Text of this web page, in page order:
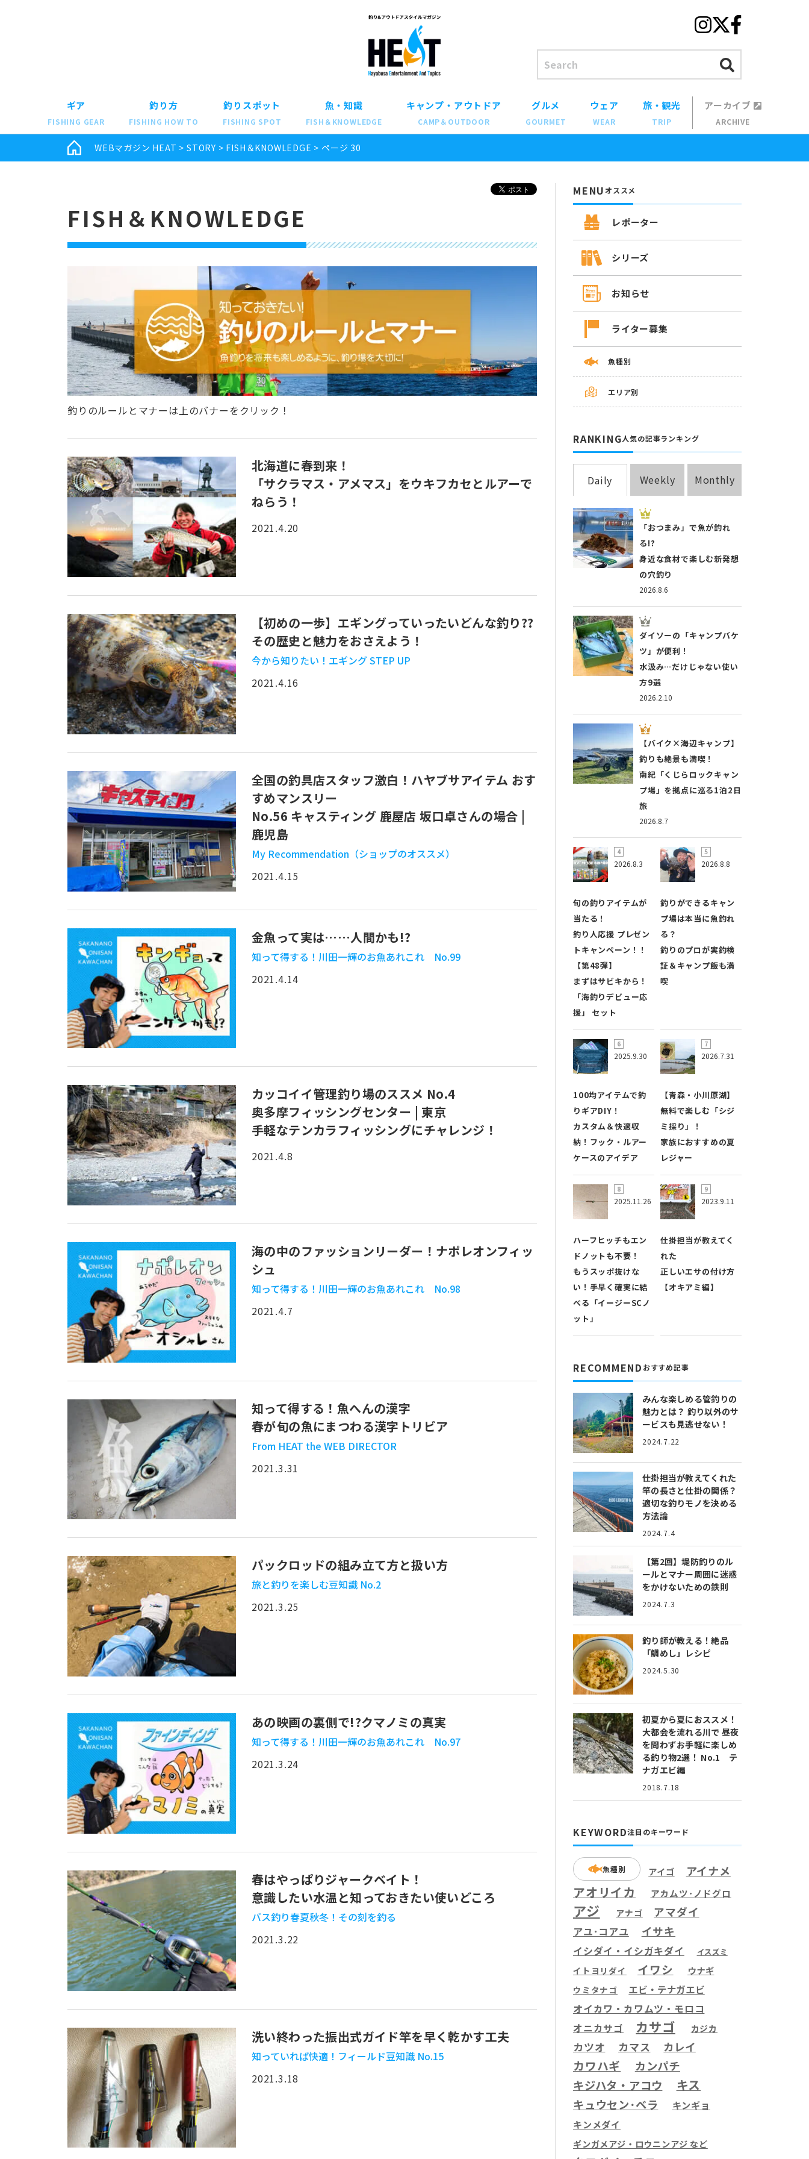
ギア
FISHING GEAR
釣り方
FISHING HOW TO
釣りスポット
FISHING SPOT
魚・知識
FISH＆KNOWLEDGE
キャンプ・アウトドア
CAMP＆OUTDOOR
グルメ
GOURMET
ウェア
WEAR
旅・観光
TRIP
アーカイブ
ARCHIVE
WEBマガジン HEAT >STORY > FISH＆KNOWLEDGE > ページ 30
FISH＆KNOWLEDGE
釣りのルールとマナーは上のバナーをクリック！
北海道に春到来！
「サクラマス・アメマス」をウキフカセとルアーで
ねらう！
2021.4.20
【初めの一歩】エギングっていったいどんな釣り??
その歴史と魅力をおさえよう！
今から知りたい！エギング STEP UP
2021.4.16
全国の釣具店スタッフ激白！ハヤブサアイテム おす
すめマンスリー
No.56 キャスティング 鹿屋店 坂口卓さんの場合 |
鹿児島
My Recommendation（ショップのオススメ）
2021.4.15
金魚って実は……人間かも!?
知って得する！川田一輝のお魚あれこれ No.99
2021.4.14
カッコイイ管理釣り場のススメ No.4
奥多摩フィッシングセンター | 東京
手軽なテンカラフィッシングにチャレンジ！
2021.4.8
海の中のファッションリーダー！ナポレオンフィッ
シュ
知って得する！川田一輝のお魚あれこれ No.98
2021.4.7
知って得する！魚へんの漢字
春が旬の魚にまつわる漢字トリビア
From HEAT the WEB DIRECTOR
2021.3.31
パックロッドの組み立て方と扱い方
旅と釣りを楽しむ豆知識 No.2
2021.3.25
あの映画の裏側で!?クマノミの真実
知って得する！川田一輝のお魚あれこれ No.97
2021.3.24
春はやっぱりジャークベイト！
意識したい水温と知っておきたい使いどころ
バス釣り春夏秋冬！その刻を釣る
2021.3.22
洗い終わった振出式ガイド竿を早く乾かす工夫
知っていれば快適！フィールド豆知識 No.15
2021.3.18
MENUオススメ
レポーター
シリーズ
お知らせ
ライター募集
魚種別
エリア別
RANKING人気の記事ランキング
Daily Weekly Monthly
2026.8.6
「おつまみ」で魚が釣れ
る!?
身近な食材で楽しむ新発想
の穴釣り
2026.2.10
ダイソーの「キャンプバケ
ツ」が便利！
水汲み…だけじゃない使い
方9選
2026.8.7
【バイク×海辺キャンプ】
釣りも絶景も満喫！
南紀「くじらロックキャン
プ場」を拠点に巡る1泊2日
旅
2026.8.3
旬の釣りアイテムが
当たる！
釣り人応援 プレゼン
トキャンペーン！！
【第48弾】
まずはサビキから！
「海釣りデビュー応
援」 セット
2026.8.8
釣りができるキャン
プ場は本当に魚釣れ
る？
釣りのプロが実釣検
証＆キャンプ飯も満
喫
2025.9.30
100均アイテムで釣
りギアDIY！
カスタム＆快適収
納！フック・ルアー
ケースのアイデア
2026.7.31
【青森・小川原湖】
無料で楽しむ「シジ
ミ採り」！
家族におすすめの夏
レジャー
2025.11.26
ハーフヒッチもエン
ドノットも不要！
もうスッポ抜けな
い！手早く確実に結
べる「イージーSCノ
ット」
2023.9.11
仕掛担当が教えてく
れた
正しいエサの付け方
【オキアミ編】
RECOMMEND おすすめ記事
みんな楽しめる管釣りの
魅力とは？ 釣り以外のサ
ービスも見逃せない！
2024.7.22
仕掛担当が教えてくれた
竿の長さと仕掛の関係？
適切な釣りモノを決める
方法論
2024.7.4
【第2回】堤防釣りのル
ールとマナー周囲に迷惑
をかけないための鉄則
2024.7.3
釣り師が教える！絶品
「鯛めし」レシピ
2024.5.30
初夏から夏におススメ！
大都会を流れる川で 昼夜
を問わずお手軽に楽しめ
る釣り物2選！ No.1 テ
ナガエビ編
2018.7.18
KEYWORD注目のキーワード
魚種別 アイゴ アイナメ
アオリイカ アカムツ･ノドグロ
アジ アナゴ アマダイ
アユ･コアユ イサキ
イシダイ・イシガキダイ イスズミ
イトヨリダイ イワシ ウナギ
ウミタナゴ エビ・テナガエビ
オイカワ・カワムツ・モロコ
オニカサゴ カサゴ カジカ
カツオ カマス カレイ
カワハギ
カンパチ
キジハタ・アコウ
キス
キュウセン･ベラ キンギョ
キンメダイ
ギンガメアジ・ロウニンアジ など